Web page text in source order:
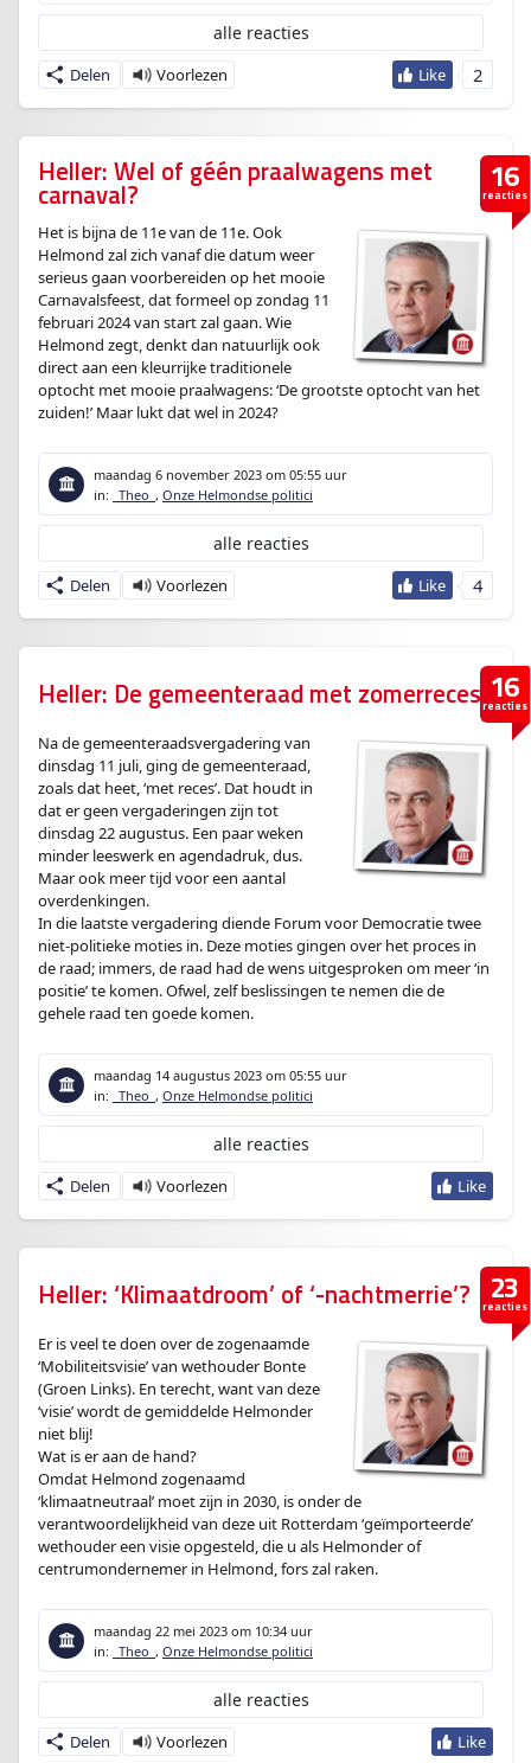
2
Delen
alle reacties
16
reacties
Heller: Wel of géén praalwagens met
carnaval?
Het is bijna de 11e van de 11e. Ook
Helmond zal zich vanaf die datum weer
serieus gaan voorbereiden op het mooie
Carnavalsfeest, dat formeel op zondag 11
februari 2024 van start zal gaan. Wie
Helmond zegt, denkt dan natuurlijk ook
direct aan een kleurrijke traditionele
optocht met mooie praalwagens: ‘De grootste optocht van het
zuiden!’ Maar lukt dat wel in 2024?
maandag 6 november 2023 om 05:55 uur
in: _Theo_ , Onze Helmondse politici
4
Delen
alle reacties
16
reacties
Heller: De gemeenteraad met zomerreces
Na de gemeenteraadsvergadering van
dinsdag 11 juli, ging de gemeenteraad,
zoals dat heet, ‘met reces’. Dat houdt in
dat er geen vergaderingen zijn tot
dinsdag 22 augustus. Een paar weken
minder leeswerk en agendadruk, dus.
Maar ook meer tijd voor een aantal
overdenkingen.
In die laatste vergadering diende Forum voor Democratie twee
niet-politieke moties in. Deze moties gingen over het proces in
de raad; immers, de raad had de wens uitgesproken om meer ‘in
positie’ te komen. Ofwel, zelf beslissingen te nemen die de
gehele raad ten goede komen.
maandag 14 augustus 2023 om 05:55 uur
in: _Theo_ , Onze Helmondse politici
Delen
alle reacties
23
reacties
Heller: ‘Klimaatdroom’ of ‘-nachtmerrie’?
Er is veel te doen over de zogenaamde
‘Mobiliteitsvisie’ van wethouder Bonte
(Groen Links). En terecht, want van deze
‘visie’ wordt de gemiddelde Helmonder
niet blij!
Wat is er aan de hand?
Omdat Helmond zogenaamd
‘klimaatneutraal’ moet zijn in 2030, is onder de
verantwoordelijkheid van deze uit Rotterdam ‘geïmporteerde’
wethouder een visie opgesteld, die u als Helmonder of
centrumondernemer in Helmond, fors zal raken.
maandag 22 mei 2023 om 10:34 uur
in: _Theo_ , Onze Helmondse politici
Delen
alle reacties